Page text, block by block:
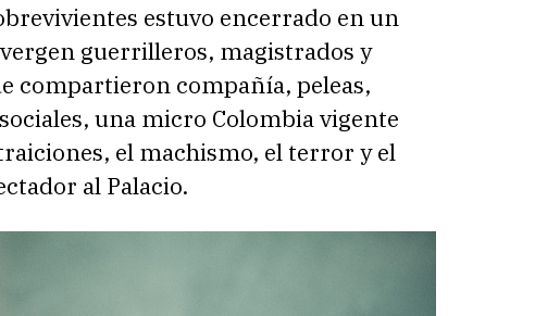
estuvo encerrado en un
guerrilleros, magistrados y
compartieron compañía, peleas,
una micro Colombia vigente
el machismo, el terror y el
al Palacio.